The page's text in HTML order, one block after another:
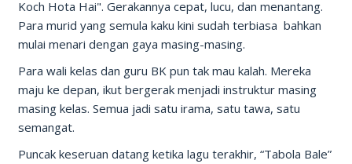
Koch Hota Hai". Gerakannya cepat, lucu, dan menantang.
Para murid yang semula kaku kini sudah terbiasa bahkan
mulai menari dengan gaya masing-masing.
Para wali kelas dan guru BK pun tak mau kalah. Mereka
maju ke depan, ikut bergerak menjadi instruktur masing
masing kelas. Semua jadi satu irama, satu tawa, satu
semangat.
Puncak keseruan datang ketika lagu terakhir, “Tabola Bale”